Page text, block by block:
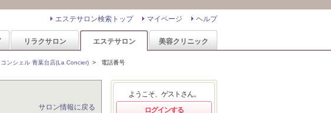
ヘルプ
マイページ
エステサロン検索トップ
リラクサロン エステサロン 美容クリニック
コンシェル 青葉台店(La Concier) > 電話番号
サロン情報に戻る
ようこそ、ゲストさん。
ログインする